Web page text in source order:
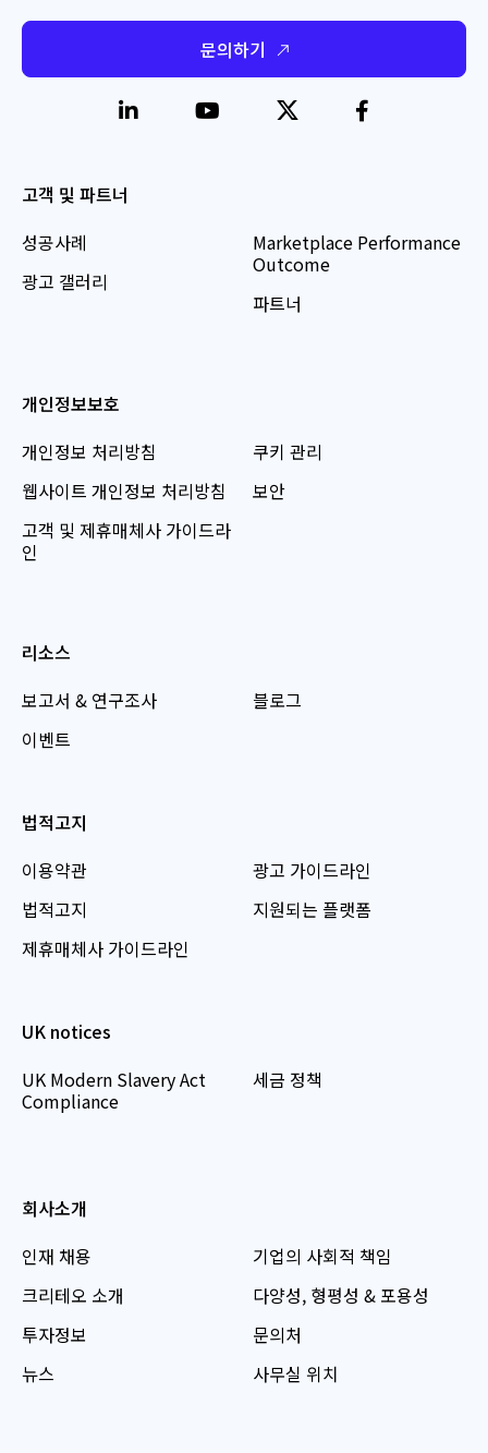
문의하기
고객 및 파트너
성공사례
광고 갤러리
Marketplace Performance
Outcome
파트너
개인정보보호
개인정보 처리방침
웹사이트 개인정보 처리방침
고객 및 제휴매체사 가이드라
인
쿠키 관리
보안
리소스
보고서 & 연구조사
이벤트
블로그
법적고지
이용약관
법적고지
제휴매체사 가이드라인
광고 가이드라인
지원되는 플랫폼
UK notices
UK Modern Slavery Act
Compliance
세금 정책
회사소개
인재 채용
크리테오 소개
투자정보
뉴스
기업의 사회적 책임
다양성, 형평성 & 포용성
문의처
사무실 위치